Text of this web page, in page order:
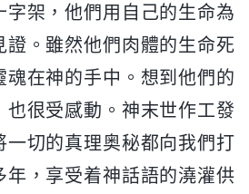
字架，他們用自己的生命為
證。雖然他們肉體的生命死
魂在神的手中。想到他們的
也很受感動。神末世作工發
一切的真理奥秘都向我們打
年，享受着神話語的澆灌供